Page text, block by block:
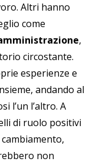
Altri hanno
come
,
circostante.
esperienze e
andando al
l’un l’altro. A
di ruolo positivi
non